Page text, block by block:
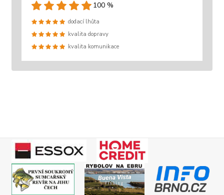
100 %
dodací lhůta
kvalita dopravy
kvalita komunikace